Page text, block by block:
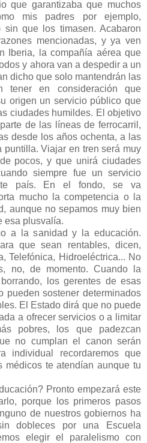
que garantizaba que muchos
mis padres por ejemplo,
que los timasen. Acabaron
mencionadas, y ya ven
Iberia, la compañía aérea que
y ahora van a despedir a un
dicho que solo mantendrán las
tener en consideración que
origen un servicio público que
ciudades humildes. El objetivo
de las líneas de ferrocarril,
desde los años ochenta, a las
Viajar en tren será muy
pocos, y que unirá ciudades
siempre fue un servicio
país. En el fondo, se va
mucho la competencia o la
aunque no sepamos muy bien
esa plusvalía.
a la sanidad y la educación.
que sean rentables, dicen,
Telefónica, Hidroeléctrica... No
no, de momento. Cuando la
los gerentes de esas
pueden sostener determinados
El Estado dirá que no puede
a ofrecer servicios o a limitar
pobres, los que padezcan
no cumplan el canon serán
individual recordaremos que
médicos te atendían aunque tu
Pronto empezará este
porque los primeros pasos
de nuestros gobiernos ha
dobleces por una Escuela
elegir el paralelismo con